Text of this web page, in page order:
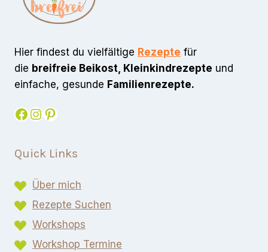
Hier findest du vielfältige Rezepte für
die breifreie Beikost, Kleinkindrezepte und
einfache, gesunde Familienrezepte.
Facebook
Instagram
Pinterest
Quick Links
Über mich
Rezepte Suchen
Workshops
Workshop Termine